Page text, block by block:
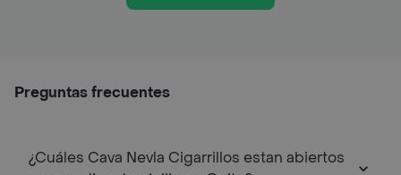
Preguntas frecuentes
¿Cuáles Cava Nevla Cigarrillos estan abiertos